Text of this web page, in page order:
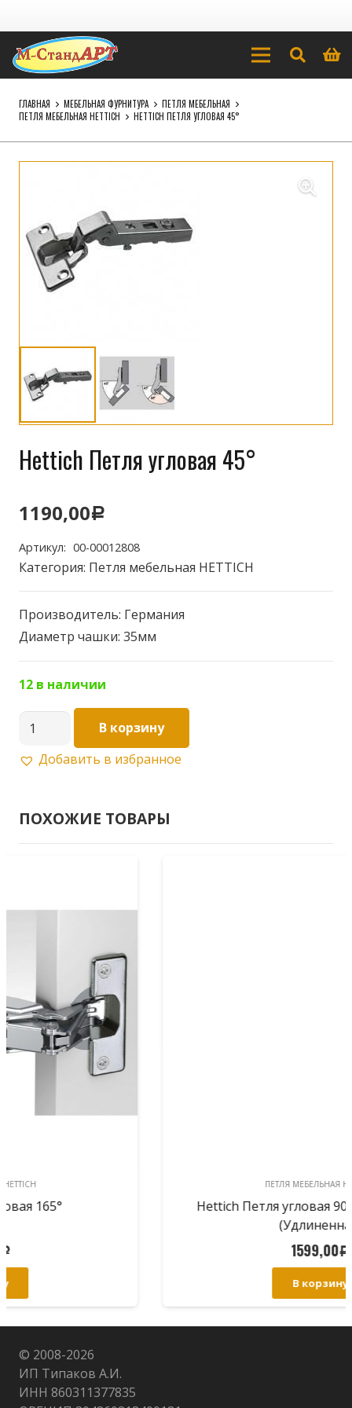
ГЛАВНАЯ МЕБЕЛЬНАЯ ФУРНИТУРА
ПЕТЛЯ МЕБЕЛЬНАЯ
ПЕТЛЯ МЕБЕЛЬНАЯ HETTICH
HETTICH ПЕТЛЯ УГЛОВАЯ 45°
Hettich Петля угловая 45°
1190,00Р
Артикул: 00-00012808
Категория: Петля мебельная HETTICH
Производитель: Германия
Диаметр чашки: 35мм
12 в наличии
Количество
Hettich
угловая
В корзину
Добавить в избранное
ПОХОЖИЕ ТОВАРЫ
Hettich Петля угловая 90° с доводчиком
© 2008-2026
ИП Типаков А.И.
ИНН 860311377835